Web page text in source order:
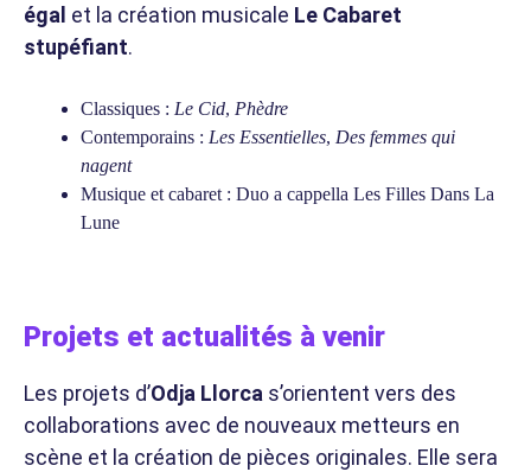
égal et la création musicale Le Cabaret
stupéfiant.
Classiques : Le Cid, Phèdre
Contemporains : Les Essentielles, Des femmes qui
nagent
Musique et cabaret : Duo a cappella Les Filles Dans La
Lune
Projets et actualités à venir
Les projets d’Odja Llorca s’orientent vers des
collaborations avec de nouveaux metteurs en
scène et la création de pièces originales. Elle sera